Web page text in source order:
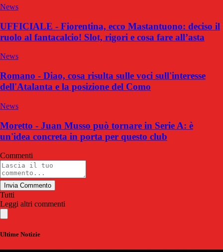
News
UFFICIALE - Fiorentina, ecco Mastantuono: deciso il
ruolo al fantacalcio! Slot, rigori e cosa fare all’asta
News
Romano - Diao, cosa risulta sulle voci sull'interesse
dell'Atalanta e la posizione del Como
News
Moretto - Juan Musso può tornare in Serie A: è
un'idea concreta in porta per questo club
Commenti
Invia Commento
Tutti
Leggi altri commenti
Ultime Notizie